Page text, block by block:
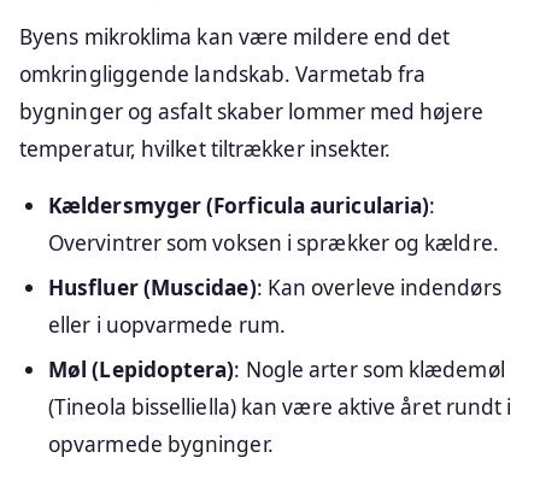
Byens mikroklima kan være mildere end det
omkringliggende landskab. Varmetab fra
bygninger og asfalt skaber lommer med højere
temperatur, hvilket tiltrækker insekter.
Kældersmyger (Forficula auricularia):
Overvintrer som voksen i sprækker og kældre.
Husfluer (Muscidae): Kan overleve indendørs
eller i uopvarmede rum.
Møl (Lepidoptera): Nogle arter som klædemøl
(Tineola bisselliella) kan være aktive året rundt i
opvarmede bygninger.